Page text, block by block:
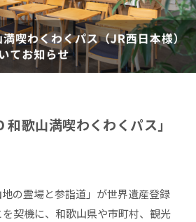
和歌山満喫わくわくパス」
の霊場と参詣道」が世界遺産登録
契機に、和歌山県や市町村、観光